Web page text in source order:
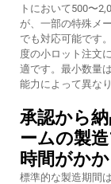
トにおいて500〜
が、一部の特殊メ
でも対応可能です
度の小ロット注文
適です。最小数量
能力によって異なり
承認から
ームの製
時間がか
標準的な製造期間